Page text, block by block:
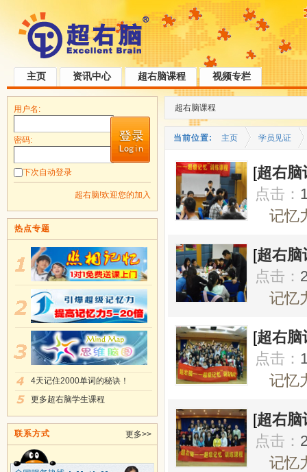
主页 资讯中心 超右脑课程 视频专栏
超右脑课程
当前位置: 主页 学员见证
[超右脑
点击：
记忆
[超右脑
点击：
记忆
[超右脑
点击：
记忆
[超右脑
点击：
记忆
用户名:
密码:
下次自动登录
超右脑!欢迎您的加入
热点专题
4天记住2000单词的秘诀！
更多超右脑学生课程
联系方式 更多>>